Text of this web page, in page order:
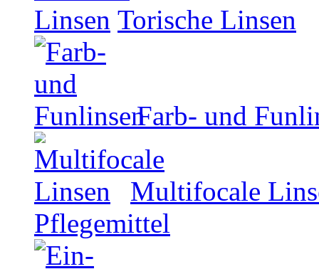
Torische Linsen
Farb- und
Multifocale
Pflegemittel